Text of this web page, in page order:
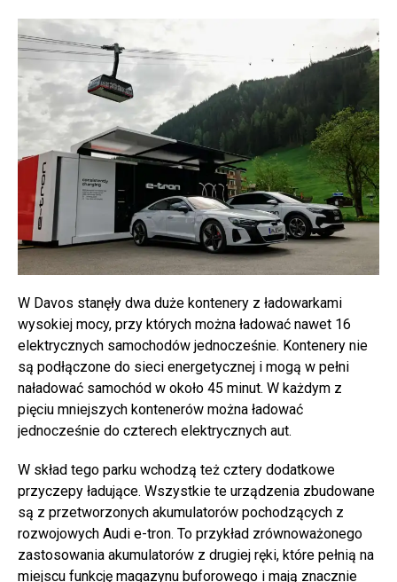
W Davos stanęły dwa duże kontenery z ładowarkami
wysokiej mocy, przy których można ładować nawet 16
elektrycznych samochodów jednocześnie. Kontenery nie
są podłączone do sieci energetycznej i mogą w pełni
naładować samochód w około 45 minut. W każdym z
pięciu mniejszych kontenerów można ładować
jednocześnie do czterech elektrycznych aut.
W skład tego parku wchodzą też cztery dodatkowe
przyczepy ładujące. Wszystkie te urządzenia zbudowane
są z przetworzonych akumulatorów pochodzących z
rozwojowych Audi e-tron. To przykład zrównoważonego
zastosowania akumulatorów z drugiej ręki, które pełnią na
miejscu funkcję magazynu buforowego i mają znacznie